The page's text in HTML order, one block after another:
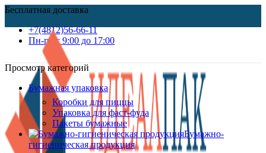
Бесплатная доставка
+7(4812)56-66-11
Пн-пт c 9:00 до 17:00
Просмотр категорий
Бумажная упаковка
Коробки для пиццы
Упаковка для фаст-фуда
Пакеты бумажные
Бумажно-
гигиеническая продукция